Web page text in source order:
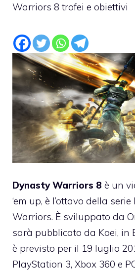
Warriors 8 trofei e obiettivi
Dynasty Warriors 8 è un
‘em up, è l’ottavo della
Warriors. È sviluppato da
sarà pubblicato da Koei, in
è previsto per il 19 luglio
PlayStation 3, Xbox 360 e